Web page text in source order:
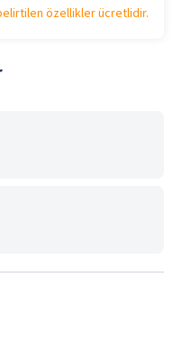
özellikler ücretlidir.